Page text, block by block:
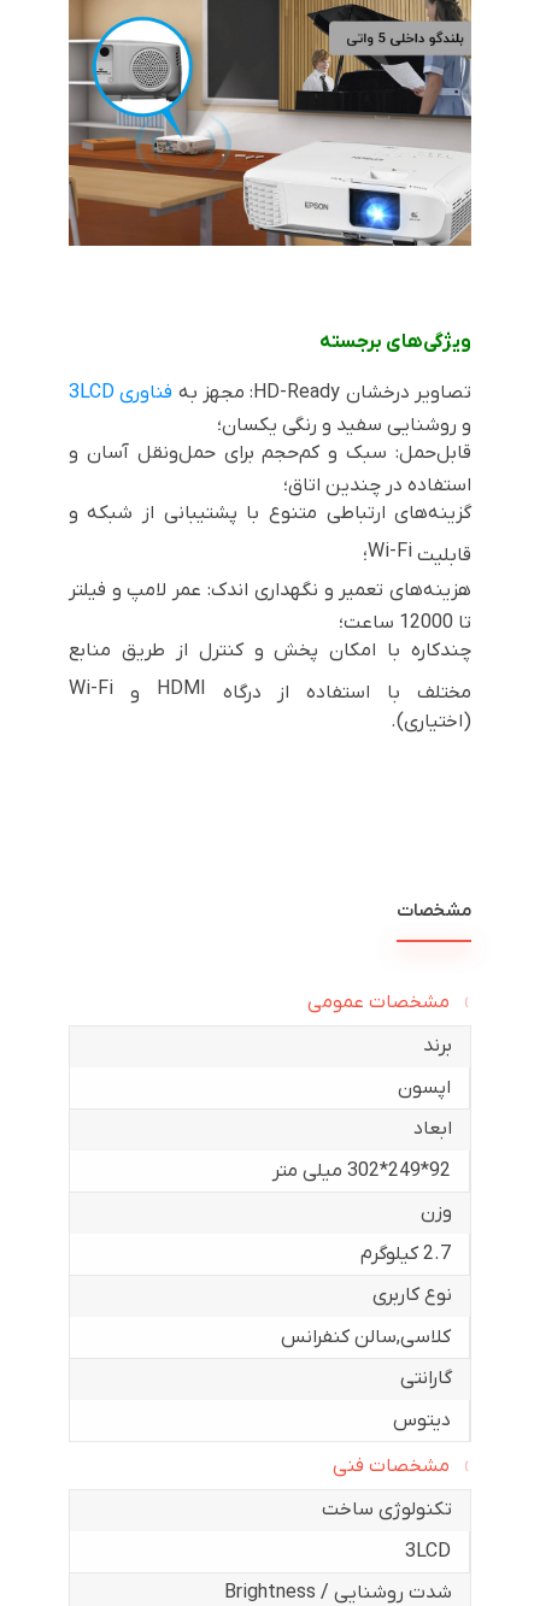
ویژگی‌های برجسته
تصاویر درخشان HD-Ready: مجهز به فناوری3LCD
و روشنایی سفید و رنگی یکسان؛
قابل‌حمل: سبک و کم‌حجم برای حمل‌ونقل آسان و
استفاده در چندین اتاق؛
گزینه‌های ارتباطی متنوع با پشتیبانی از شبکه و
قابلیت Wi-Fi؛
هزینه‌های تعمیر و نگهداری اندک: عمر لامپ و فیلتر
تا 12000 ساعت؛
چندکاره با امکان پخش و کنترل از طریق منابع
مختلف با استفاده از درگاه HDMI وWi-Fi
(اختیاری).
مشخصات
مشخصات عمومی
برند
اپسون
ابعاد
92*249*302 میلی متر
وزن
2.7 کیلوگرم
نوع کاربری
کلاسی,سالن کنفرانس
گارانتی
دیتوس
مشخصات فنی
تکنولوژی ساخت
3LCD
شدت روشنایی / Brightness